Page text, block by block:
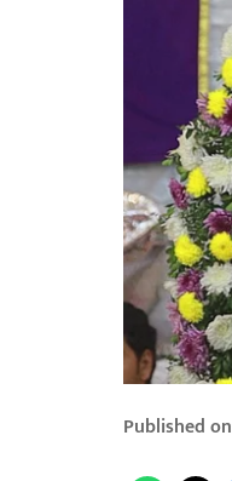
Published on